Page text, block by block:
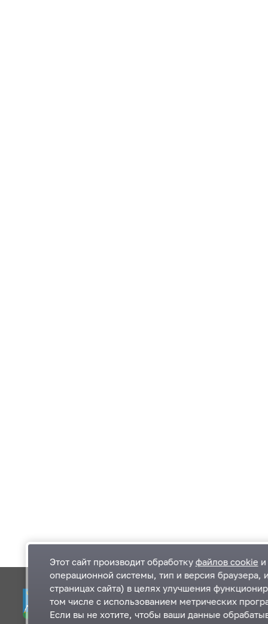
Одинцовский городской округ Московской
области
Этот сайт производит обработку файлов cookie
операционной системы, тип и версия браузера,
страницах сайта) в целях улучшения
том числе с использованием метрических
Если вы не хотите, чтобы ваши данные